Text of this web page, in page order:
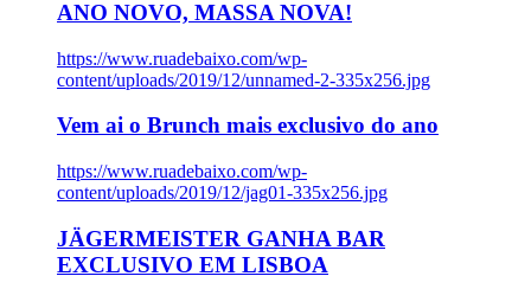
ANO NOVO, MASSA NOVA!
https://www.ruadebaixo.com/wp-
content/uploads/2019/12/unnamed-2-335x256.jpg
Vem ai o Brunch mais exclusivo do ano
https://www.ruadebaixo.com/wp-
content/uploads/2019/12/jag01-335x256.jpg
JÄGERMEISTER GANHA BAR
EXCLUSIVO EM LISBOA